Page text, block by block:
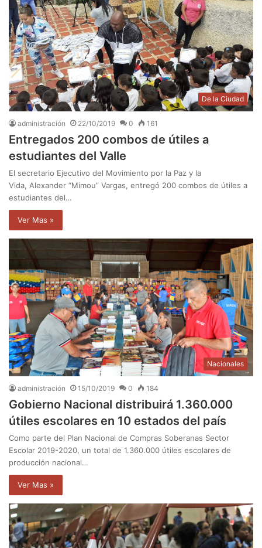
De la Ciudad
administración 22/10/2019 0 161
Entregados 200 combos de útiles a
estudiantes del Valle
El secretario Ejecutivo del Movimiento por la Paz y la
Vida, Alexander “Mimou” Vargas, entregó 200 combos de útiles a
estudiantes del…
Ver Mas »
Nacionales
administración 15/10/2019 0 184
Gobierno Nacional distribuirá 1.360.000
útiles escolares en 10 estados del país
Como parte del Plan Nacional de Compras Soberanas Sector
Escolar 2019-2020, un total de 1.360.000 útiles escolares de
producción nacional…
Ver Mas »